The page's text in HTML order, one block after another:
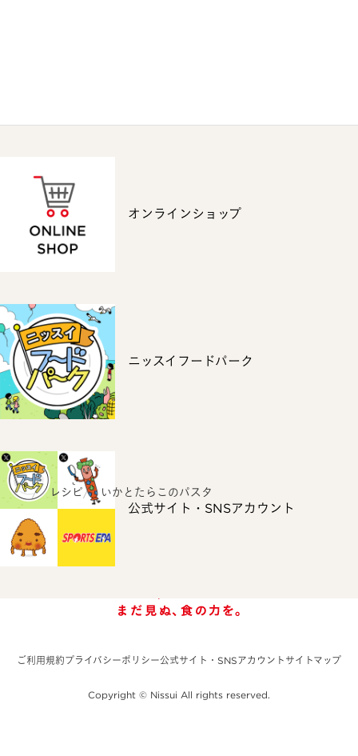
オンラインショップ
ニッスイフードパーク
公式サイト・SNSアカウント
ホーム レシピ いかとたらこのパスタ
ご利用規約プライバシーポリシー公式サイト・SNSアカウント サイトマップ
Copyright © Nissui All rights reserved.